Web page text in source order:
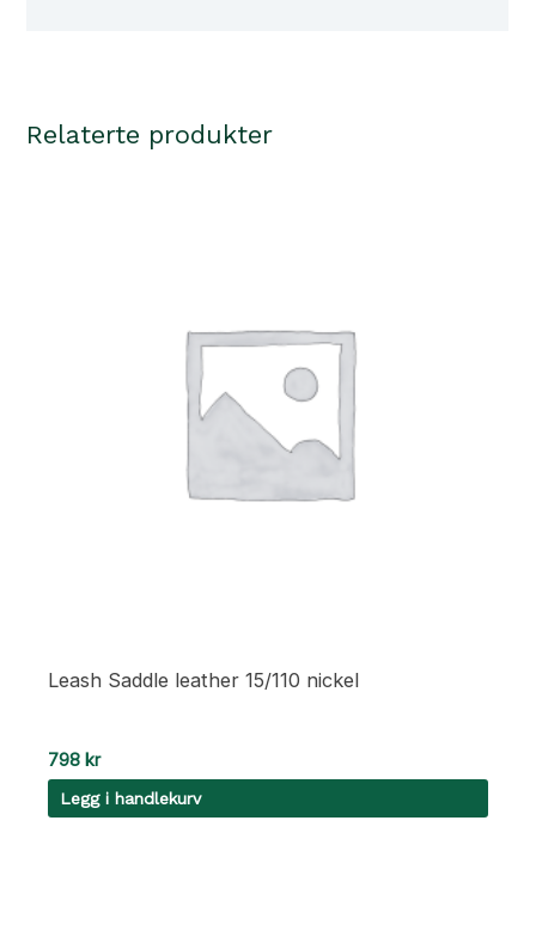
Relaterte produkter
Leash Saddle leather 15/110 nickel
798 kr
Legg i handlekurv